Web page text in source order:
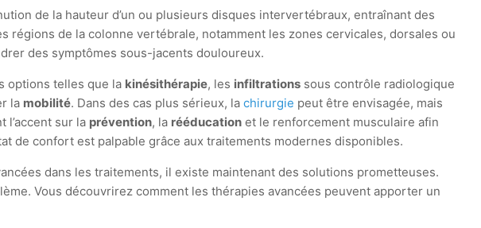
de la hauteur d’un ou plusieurs disques intervertébraux, entraînant des
régions de la colonne vertébrale, notamment les zones cervicales, dorsales ou
des symptômes sous-jacents douloureux.
options telles que la kinésithérapie, les infiltrations sous contrôle radiologique
la mobilité. Dans des cas plus sérieux, lachirurgie peut être envisagée, mais
sur la prévention, la rééducation et le renforcement musculaire afin
de confort est palpable grâce aux traitements modernes disponibles.
dans les traitements, il existe maintenant des solutions prometteuses.
Vous découvrirez comment les thérapies avancées peuvent apporter un